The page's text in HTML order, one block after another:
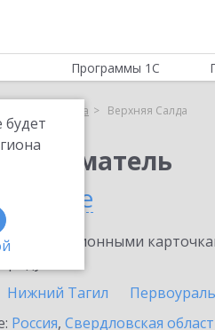
Программы 1С
Выбор партнёра Верхняя Салда
Салде
информационными
Нижний Тагил
Россия, Свердловская